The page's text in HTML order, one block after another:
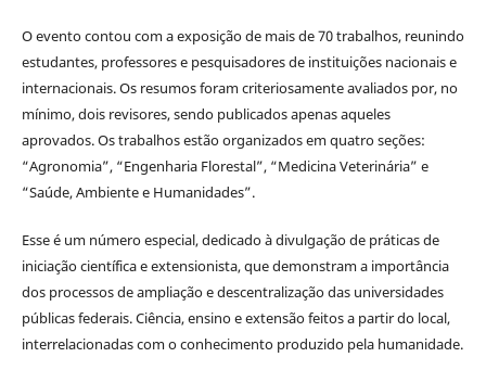
O evento contou com a exposição de mais de 70 trabalhos, reunindo
estudantes, professores e pesquisadores de instituições nacionais e
internacionais. Os resumos foram criteriosamente avaliados por, no
mínimo, dois revisores, sendo publicados apenas aqueles
aprovados. Os trabalhos estão organizados em quatro seções:
“Agronomia”, “Engenharia Florestal”, “Medicina Veterinária” e
“Saúde, Ambiente e Humanidades”.
Esse é um número especial, dedicado à divulgação de práticas de
iniciação científica e extensionista, que demonstram a importância
dos processos de ampliação e descentralização das universidades
públicas federais. Ciência, ensino e extensão feitos a partir do local,
interrelacionadas com o conhecimento produzido pela humanidade.